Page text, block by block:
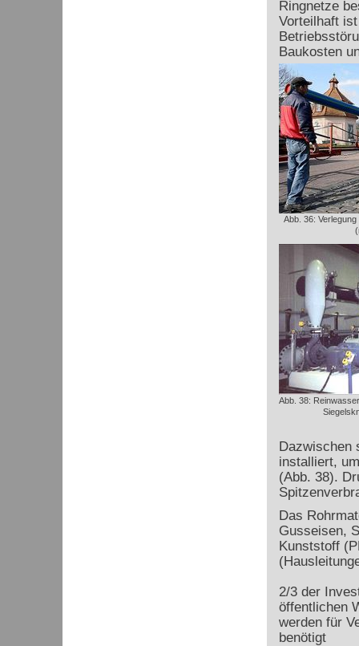
Ringnetze
Vorteilhaft
Baukosten
Abb. 36:
Abb. 38:
Dazwischen
installiert,
(Abb. 38).
Das
Gusseisen,
Kunststoff
2/3 der
öffentlichen
werden für
benötigt